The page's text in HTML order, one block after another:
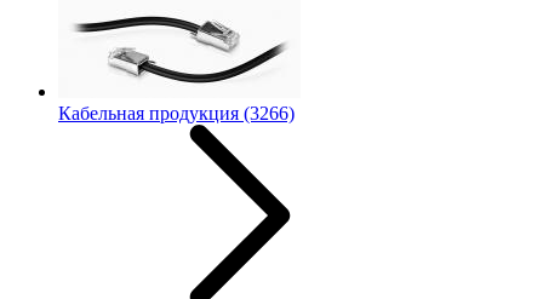
Кабельная продукция (3266)